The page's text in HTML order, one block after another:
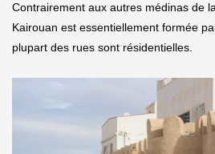
Contrairement aux autres médinas de
Kairouan est essentiellement formée
plupart des rues sont résidentielles.